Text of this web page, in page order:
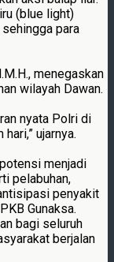
(blue light)
para
menegaskan
wilayah Dawan.
nyata Polri di
ujarnya.
menjadi
pelabuhan,
penyakit
Gunaksa.
bagi seluruh
berjalan